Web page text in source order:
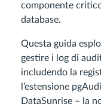
componente
database.
Questa guida
gestire i log di
includendo la
l’estensione
DataSunrise – la